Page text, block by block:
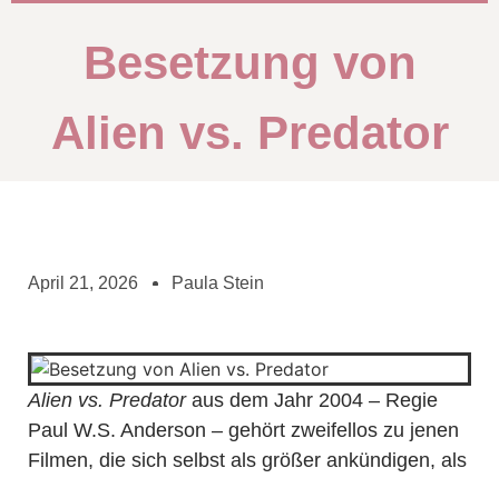
Besetzung von
Alien vs. Predator
April 21, 2026 Paula Stein
Alien vs. Predatoraus dem Jahr 2004 – Regie
Paul W.S. Anderson – gehört zweifellos zu jenen
Filmen, die sich selbst als größer ankündigen, als